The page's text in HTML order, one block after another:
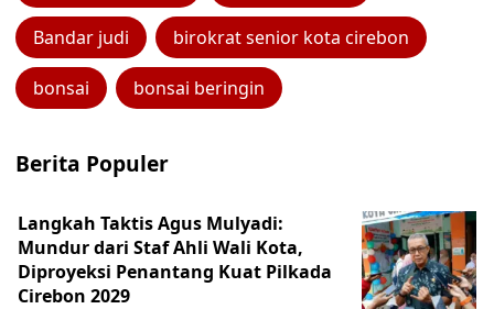
Bandar judi birokrat senior kota cirebon
bonsai bonsai beringin
Berita Populer
Langkah Taktis Agus Mulyadi:
Mundur dari Staf Ahli Wali Kota,
Diproyeksi Penantang Kuat Pilkada
Cirebon 2029